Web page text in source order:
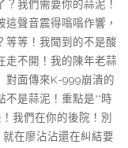
我們需要你的蒜泥！
這聲音震得嗡嗡作響，
等等！我聞到的不是酸
走不開！我的陳年老蒜
對面傳來K-999崩潰的
是蒜泥！重點是**時
我們在你的後院！別
在廖沾沾還在糾結要